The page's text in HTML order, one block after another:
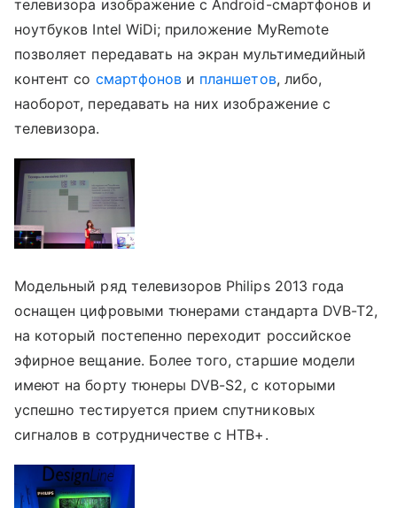
телевизора изображение с Android-смартфонов и
ноутбуков Intel WiDi; приложение MyRemote
позволяет передавать на экран мультимедийный
контент со смартфонов и планшетов, либо,
наоборот, передавать на них изображение с
телевизора.
Модельный ряд телевизоров Philips 2013 года
оснащен цифровыми тюнерами стандарта DVB-T2,
на который постепенно переходит российское
эфирное вещание. Более того, старшие модели
имеют на борту тюнеры DVB-S2, с которыми
успешно тестируется прием спутниковых
сигналов в сотрудничестве с НТВ+.